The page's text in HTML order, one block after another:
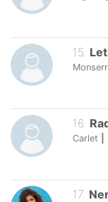
15
16
Carlet
17.